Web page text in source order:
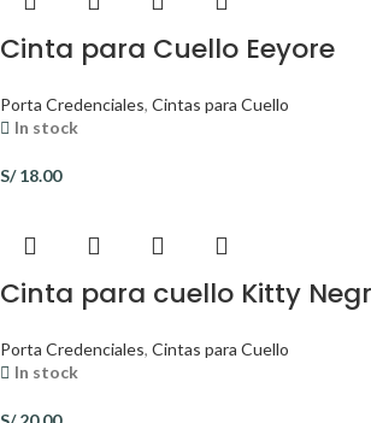
Cinta para Cuello Eeyore
Porta Credenciales, Cintas para Cuello
In stock
S/18.00
Cinta para cuello Kitty
Porta Credenciales, Cintas para Cuello
In stock